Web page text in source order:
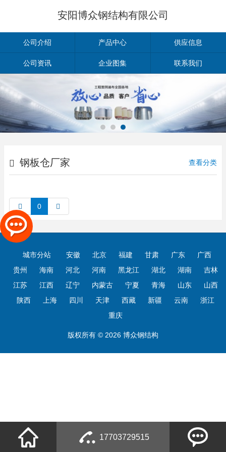
安阳博众钢结构有限公司
公司介绍 产品中心 供应信息
公司资讯 企业图集 联系我们
钢板仓厂家 查看分类
0
17703729515
城市分站 安徽 北京 福建 甘肃 广东
广西
贵州
海南 河北 河南 黑龙江 湖北 湖南
吉林
江苏
江西 辽宁 内蒙古 宁夏 青海 山东
山西
陕西
上海 四川 天津 西藏 新疆 云南
浙江
重庆
版权所有 © 2026 博众钢结构